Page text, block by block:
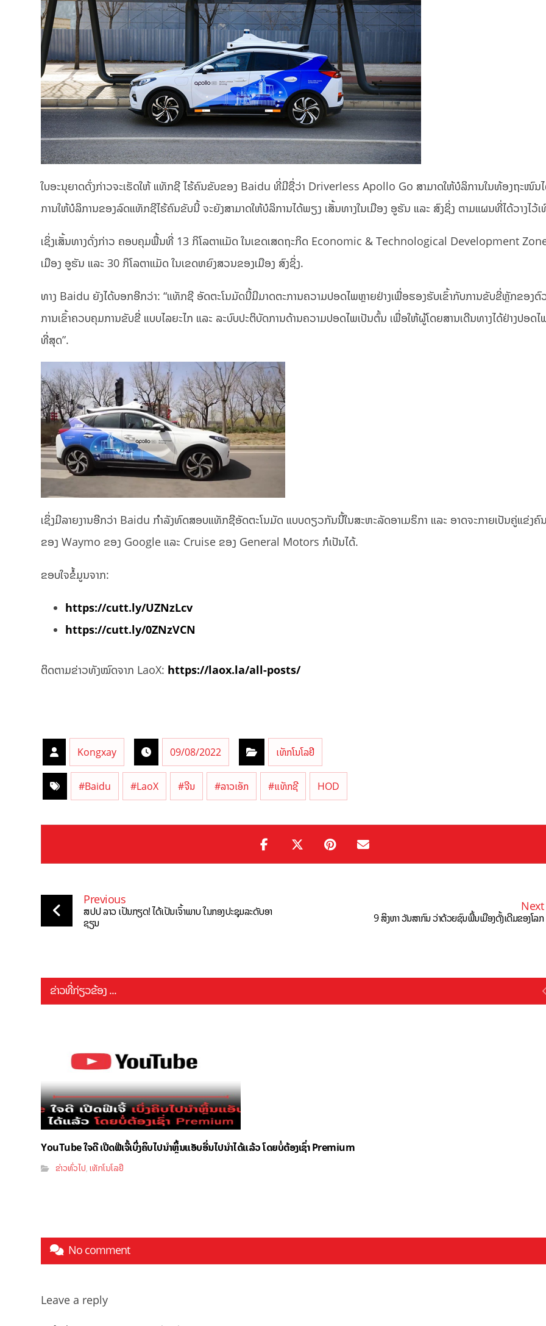
ໃບອະນຸຍາດດັ່ງກ່າວຈະເຮັດໃຫ້ ແທັກຊີ ໄຮ້ຄົນຂັບຂອງ Baidu ທີ່ມີຊື່ວ່າ Driverless Apollo Go ສາມາດໃຫ້ບໍລິການໃນທ້ອງຖະໜົນ
ການໃຫ້ບໍລິການຂອງລົດແທັກຊີໄຮ້ຄົນຂັບນີ້ ຈະຍັງສາມາດໃຫ້ບໍລິການໄດ້ພຽງ ເສັ້ນທາງໃນເມືອງ ອູຮັນ ແລະ ສົງຊິ່ງ ຕາມແຜນທີ່ໄດ້ວາງໄວ້ເ
ເຊິ່ງເສັ້ນທາງດັ່ງກ່າວ ຄອບຄຸມພື້ນທີ່ 13 ກິໂລຕາແມັດ ໃນເຂດເສດຖະກິດ Economic & Technological Development
ເມືອງ ອູຮັນ ແລະ 30 ກິໂລຕາແມັດ ໃນເຂດຫຍົງສວນຂອງເມືອງ ສົງຊິ່ງ.
ທາງ Baidu ຍັງໄດ້ບອກອີກວ່າ: “ແທັກຊີ ອັດຕະໂນມັດນີ້ມີມາດຕະການຄວາມປອດໄພຫຼາຍຢ່າງເພື່ອຮອງຮັບເຂົ້າກັບການຂັບຂີ່ຫຼັກຂອງຕົ
ການເຂົ້າຄວບຄຸມການຂັບຂີ່ ແບບໄລຍະໄກ ແລະ ລະບົບປະຕິບັດການດ້ານຄວາມປອດໄພເປັນຕົ້ນ ເພື່ອໃຫ້ຜູ້ໂດຍສານເດີນທາງໄດ້ຢ່າງປອດໄ
ທີ່ສຸດ”.
ເຊິ່ງມີລາຍງານອີກວ່າ Baidu ກຳລັງທົດສອບແທັກຊີອັດຕະໂນມັດ ແບບດຽວກັນນີ້ໃນສະຫະລັດອາເມຣິກາ ແລະ ອາດຈະກາຍເປັນຄູ່ແຂ່ງຄົ
ຂອງ Waymo ຂອງ Google ແລະ Cruise ຂອງ General Motors ກໍເປັນໄດ້.
ຂອບໃຈຂໍ້ມູນຈາກ:
https://cutt.ly/UZNzLcv
https://cutt.ly/0ZNzVCN
ຕິດຕາມຂ່າວທັງໝົດຈາກ LaoX: https://laox.la/all-posts/
Kongxay 09/08/2022 ເທັກໂນໂລຢີ
#Baidu #LaoX #ຈີນ #ລາວເອັກ #ແທັກຊີ HOD
Previous
ສປປ ລາວ ເປັນກຽດ! ໄດ້ເປັນເຈົ້າພາບ ໃນກອງປະຊຸມລະດັບອາ
ຊຽນ
Next
9 ສິງຫາ ວັນສາກົນ ວ່າດ້ວຍຊົນພື້ນເມືອງດັ້ງເດີມຂອງໂລກ
ຂ່າວທີ່ກ່ຽວຂ້ອງ ...
YouTube ໃຈດີ ເປີດຟີເຈີ້ເບິ່ງຄິບໄປນຳຫຼິ້ນແອັບອື່ນໄປນຳໄດ້ແລ້ວ ໂດຍບໍ່ຕ້ອງເຊົ່າ Premium
ຂ່າວທົ່ວໄປ,ເທັກໂນໂລຢີ
No comment
Leave a reply